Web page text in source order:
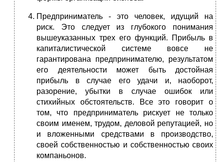
Предприниматель - это человек, идущий на
риск. Это следует из глубокого понимания
вышеуказанных трех его функций. Прибыль в
капиталистической системе вовсе не
гарантирована предпринимателю, результатом
его деятельности может быть достойная
прибыль в случае его удачи и, наоборот,
разорение, убытки в случае ошибок или
стихийных обстоятельств. Все это говорит о
том, что предприниматель рискует не только
своим именем, трудом, деловой репутацией, но
и вложенными средствами в производство,
своей собственностью и собственностью своих
компаньонов.